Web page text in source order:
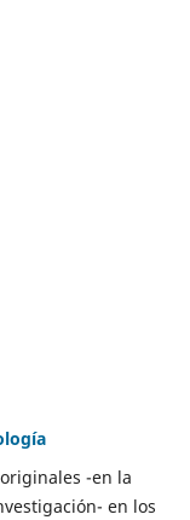
-en la
en los